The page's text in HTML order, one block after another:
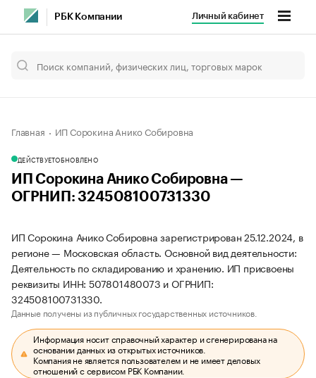
РБК Компании Личный кабинет
Главная ИП Сорокина Анико Собировна
ДЕЙСТВУЕТОБНОВЛЕНО
ИП Сорокина Анико Собировна —
ОГРНИП: 324508100731330
ИП Сорокина Анико Собировна зарегистрирован 25.12.2024, в
регионе — Московская область. Основной вид деятельности:
Деятельность по складированию и хранению. ИП присвоены
реквизиты ИНН: 507801480073 и ОГРНИП:
324508100731330.
Данные получены из публичных государственных источников.
Информация носит справочный характер и сгенерирована на
основании данных из открытых источников.
Компания не является пользователем и не имеет деловых
отношений с сервисом РБК Компании.